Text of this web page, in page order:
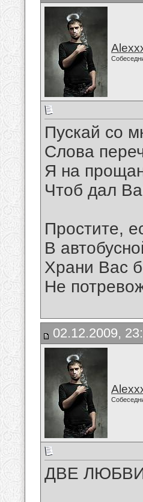
Пускай со
Слова
Я на
Чтоб дал
Простите,
В
Храни Вас
Не
02.12.2009,
ДВЕ